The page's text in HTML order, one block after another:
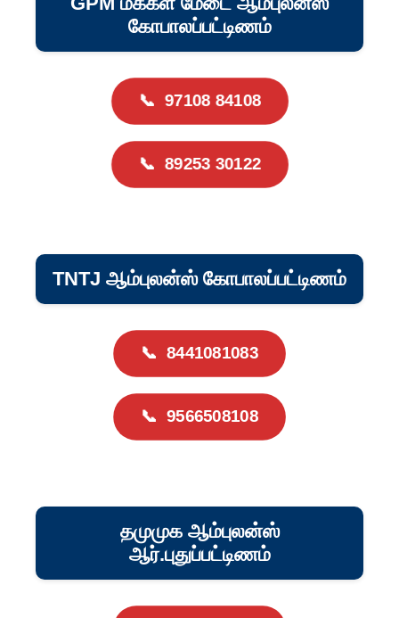
கோபாலப்பட்டிணம்
📞 97108 84108
📞 89253 30122
TNTJ ஆம்புலன்ஸ் கோபாலப்பட்டிணம்
📞 8441081083
📞 9566508108
தமுமுக ஆம்புலன்ஸ்
ஆர்.புதுப்பட்டிணம்